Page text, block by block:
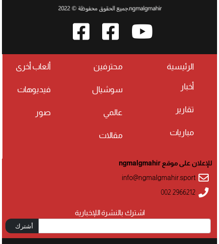
الرئيسية
أخبار
تقارير
مباريات
محترفين
سوشيال
عالمي
مقالات
ألعاب أخرى
فيديوهات
صور
اشترك بالنشرة اللإخبارية
أشترك
للإعلان على موقع ngmalgmahir
info@ngmalgmahir.sport
002 2966212